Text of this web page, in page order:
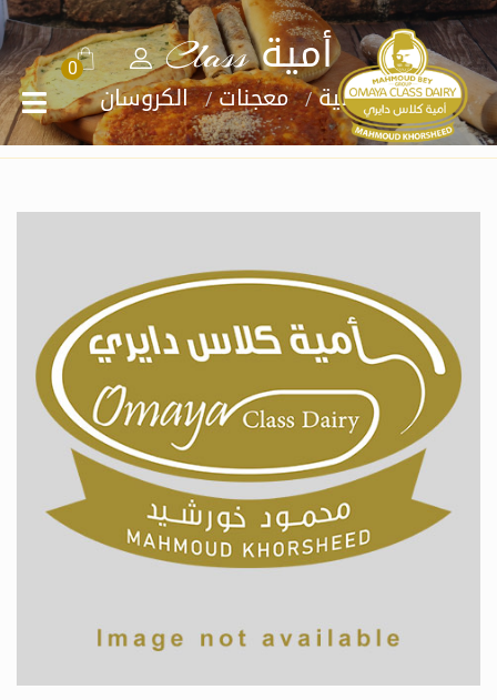
0 أمية Class
الرئيسية معجنات الكروسان